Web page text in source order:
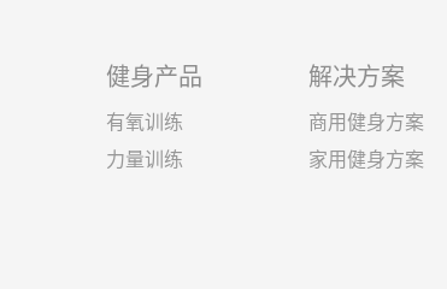
健身产品
有氧训练
力量训练
解决方案
商用健身方案
家用健身方案